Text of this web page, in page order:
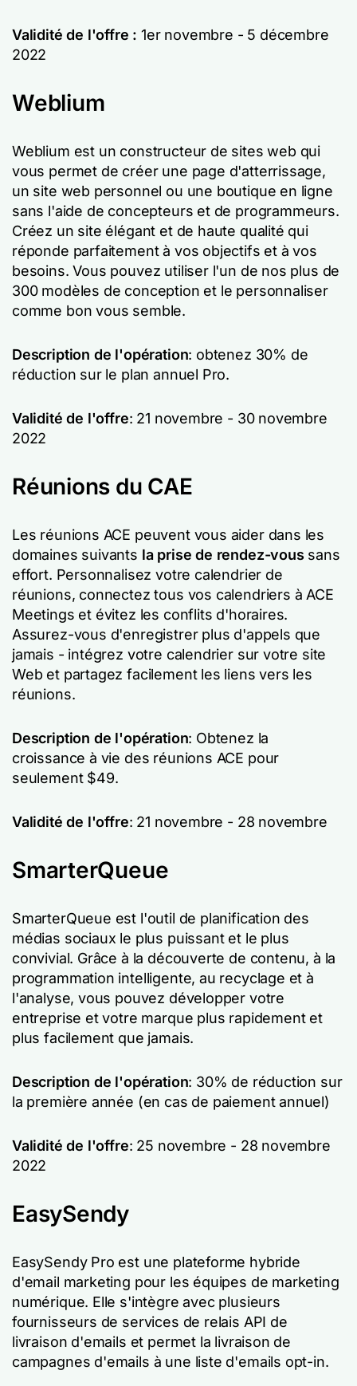
Validité de l'offre : 1er novembre - 5 décembre
2022
Weblium
Weblium est un constructeur de sites web qui
vous permet de créer une page d'atterrissage,
un site web personnel ou une boutique en ligne
sans l'aide de concepteurs et de programmeurs.
Créez un site élégant et de haute qualité qui
réponde parfaitement à vos objectifs et à vos
besoins. Vous pouvez utiliser l'un de nos plus de
300 modèles de conception et le personnaliser
comme bon vous semble.
Description de l'opération: obtenez 30% de
réduction sur le plan annuel Pro.
Validité de l'offre: 21 novembre - 30 novembre
2022
Réunions du CAE
Les réunions ACE peuvent vous aider dans les
domaines suivants la prise de rendez-vous sans
effort. Personnalisez votre calendrier de
réunions, connectez tous vos calendriers à ACE
Meetings et évitez les conflits d'horaires.
Assurez-vous d'enregistrer plus d'appels que
jamais - intégrez votre calendrier sur votre site
Web et partagez facilement les liens vers les
réunions.
Description de l'opération: Obtenez la
croissance à vie des réunions ACE pour
seulement $49.
Validité de l'offre: 21 novembre - 28 novembre
SmarterQueue
SmarterQueue est l'outil de planification des
médias sociaux le plus puissant et le plus
convivial. Grâce à la découverte de contenu, à la
programmation intelligente, au recyclage et à
l'analyse, vous pouvez développer votre
entreprise et votre marque plus rapidement et
plus facilement que jamais.
Description de l'opération: 30% de réduction sur
la première année (en cas de paiement annuel)
Validité de l'offre: 25 novembre - 28 novembre
2022
EasySendy
EasySendy Pro est une plateforme hybride
d'email marketing pour les équipes de marketing
numérique. Elle s'intègre avec plusieurs
fournisseurs de services de relais API de
livraison d'emails et permet la livraison de
campagnes d'emails à une liste d'emails opt-in.